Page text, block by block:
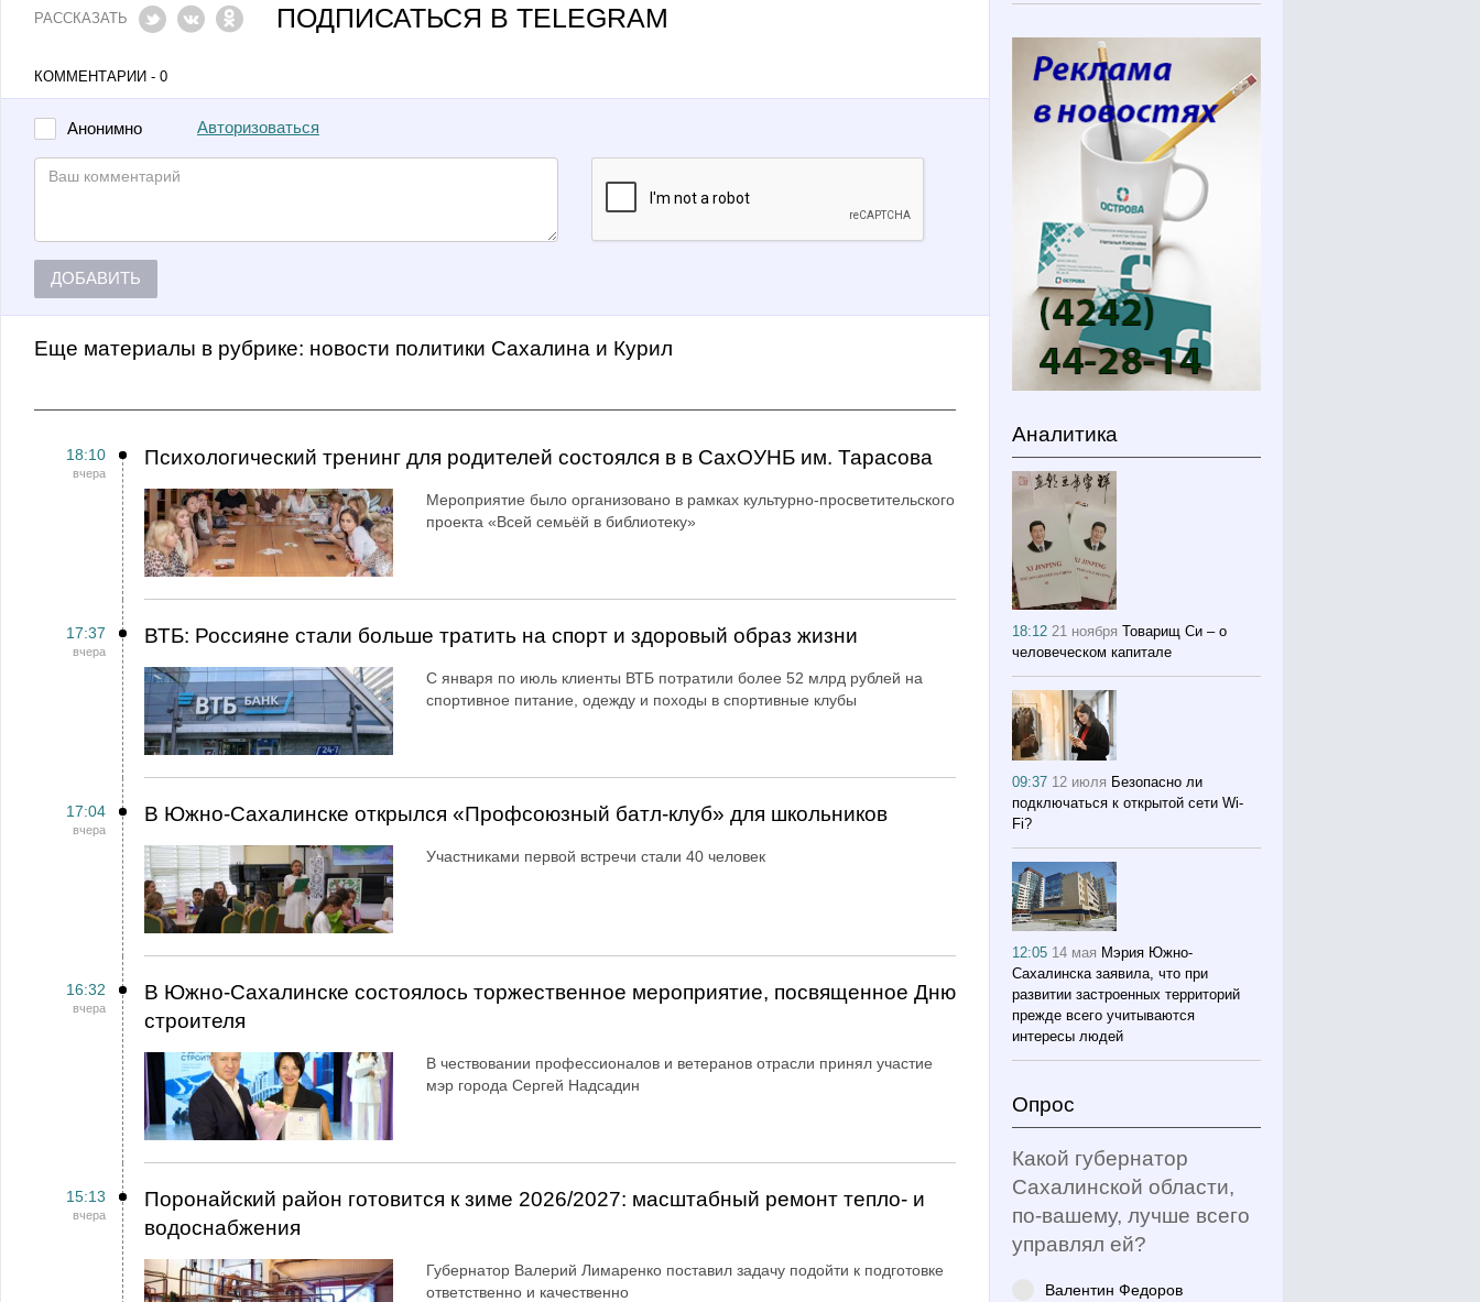
РАССКАЗАТЬ ПОДПИСАТЬСЯ В TELEGRAM
КОММЕНТАРИИ - 0
Анонимно Авторизоваться
ДОБАВИТЬ
Еще материалы в рубрике: Новости политики Сахалина и Курил
18:10
вчера
Психологический тренинг для родителей состоялся в в СахОУНБ им. Тарасова
Мероприятие было организовано в рамках культурно-просветительского
проекта «Всей семьёй в библиотеку»
17:37
вчера
ВТБ: Россияне стали больше тратить на спорт и здоровый образ жизни
С января по июль клиенты ВТБ потратили более 52 млрд рублей на
спортивное питание, одежду и походы в спортивные клубы
17:04
вчера
В Южно-Сахалинске открылся «Профсоюзный батл-клуб» для школьников
Участниками первой встречи стали 40 человек
16:32
вчера
В Южно-Сахалинске состоялось торжественное мероприятие, посвященное Дню
строителя
В чествовании профессионалов и ветеранов отрасли принял участие
мэр города Сергей Надсадин
15:13
вчера
Поронайский район готовится к зиме 2026/2027: масштабный ремонт тепло- и
водоснабжения
Губернатор Валерий Лимаренко поставил задачу подойти к подготовке
ответственно и качественно
Аналитика
18:1221 ноября Товарищ Си – о
человеческом капитале
09:37 12 июля Безопасно ли
подключаться к открытой сети Wi-
Fi?
12:05 14 мая Мэрия Южно-
Сахалинска заявила, что при
развитии застроенных территорий
прежде всего учитываются
интересы людей
Опрос
Какой губернатор
Сахалинской области,
по-вашему, лучше всего
управлял ей?
Валентин Федоров